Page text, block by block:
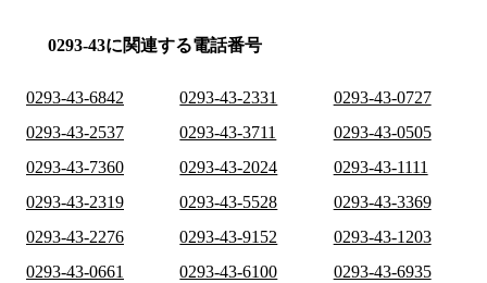
0293-43に関連する電話番号
0293-43-6842 0293-43-2331
0293-43-0727
0293-43-2537
0293-43-3711
0293-43-0505
0293-43-7360
0293-43-2024
0293-43-1111
0293-43-2319
0293-43-5528
0293-43-3369
0293-43-2276
0293-43-9152
0293-43-1203
0293-43-0661
0293-43-6100
0293-43-6935